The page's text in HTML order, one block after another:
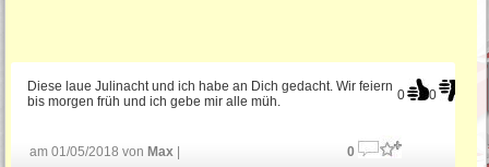
0 0
Diese laue Julinacht und ich habe an Dich gedacht. Wir feiern
bis morgen früh und ich gebe mir alle müh.
am 01/05/2018 von Max 0